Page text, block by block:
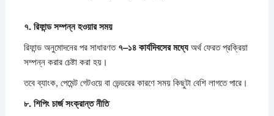
৭.রিফান্ডসম্পন্নহওয়ারসময়
রিফান্ড অনুমোদনের পর সাধারণত৭–১৪কার্যদিবসেরমধ্যেঅর্থ ফেরত প্রক্রিয়া
সম্পন্ন করার চেষ্টা করা হয়।
তবে ব্যাংক, পেমেন্ট গেটওয়ে বা ভেন্ডরের কারণে সময় কিছুটা বেশি লাগতে পারে।
৮.শিপিংচার্জসংক্রান্তনীতি